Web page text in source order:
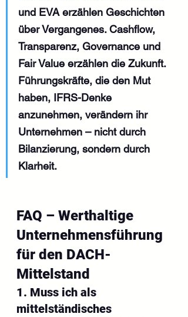
und EVA erzählen Geschichten
über Vergangenes. Cashflow,
Transparenz, Governance und
Fair Value erzählen die Zukunft.
Führungskräfte, die den Mut
haben, IFRS-Denke
anzunehmen, verändern ihr
Unternehmen – nicht durch
Bilanzierung, sondern durch
Klarheit.
FAQ – Werthaltige
Unternehmensführung
für den DACH-
Mittelstand
1. Muss ich als
mittelständisches